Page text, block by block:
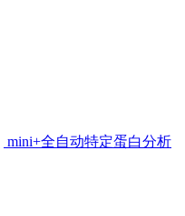
mini+全自动特定蛋白分析